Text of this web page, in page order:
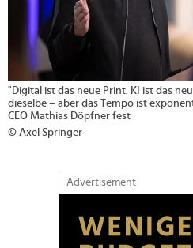
"Digital ist das neue Print. KI ist das
dieselbe – aber das Tempo ist
CEO Mathias Döpfner fest
© Axel Springer
Advertisement